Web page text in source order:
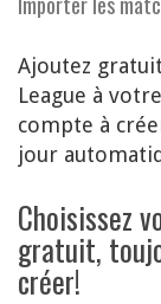
Ajoutez
League à
compte à
jour
Choisissez
gratuit,
créer!